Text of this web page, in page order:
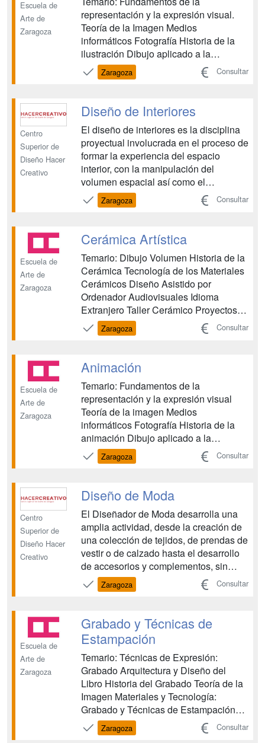
Escuela de
Arte de
Zaragoza
representación y la expresión visual.
Teoría de la Imagen Medios
informáticos Fotografía Historia de la
ilustración Dibujo aplicado a la
ilustración Representación espacial
aplicada Técnicas de expresión gráfica
gráficas tradicionales Proyectos de
ilustración Formación y Orientació...
Zaragoza Consultar
Centro
Superior de
Diseño Hacer
Creativo
Diseño de Interiores
El diseño de interiores es la disciplina
proyectual involucrada en el proceso de
formar la experiencia del espacio
interior, con la manipulación del
volumen espacial así como el
tratamiento superficial. Es una práctica
creativa que analiza la información
conceptual, refina la dirección del
diseño, y elabora d...
Zaragoza Consultar
Escuela de
Arte de
Zaragoza
Cerámica Artística
Temario: Dibujo Volumen Historia de la
Cerámica Tecnología de los Materiales
Cerámicos Diseño Asistido por
Ordenador Audiovisuales Idioma
Extranjero Taller Cerámico Proyectos
de Cerámica Artística Formación y
Orientación Laboral Suma Formación
talleres Proyecto Final ...
Zaragoza Consultar
Escuela de
Arte de
Zaragoza
Animación
Temario: Fundamentos de la
representación y la expresión visual
Teoría de la imagen Medios
informáticos Fotografía Historia de la
animación Dibujo aplicado a la
animación Tecnicas de animación
Lenguaje y tecnología audiovisual
de animación Formación y Orientación
Laboral Inglés técnico Historia del arte
y l...
Zaragoza Consultar
Centro
Superior de
Diseño Hacer
Creativo
Diseño de Moda
El Diseñador de Moda desarrolla una
amplia actividad, desde la creación de
una colección de tejidos, de prendas de
vestir o de calzado hasta el desarrollo
de accesorios y complementos, sin
olvidar la producción de indumentaria
empresarial y el diseño de la
el principal responsable de la definición
del artí...
Zaragoza Consultar
Escuela de
Arte de
Zaragoza
Grabado y Técnicas de
Estampación
Temario: Técnicas de Expresión:
Grabado Arquitectura y Diseño del
Libro Historia del Grabado Teoría de la
Imagen Materiales y Tecnología:
Grabado y Técnicas de Estampación
Técnicas gráficas Industriales
Fotografía Aplicada al Grabado
Zaragoza Consultar